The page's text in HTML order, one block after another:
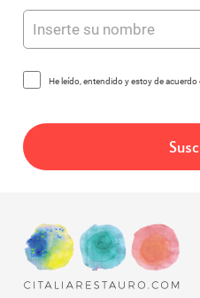
He leído, entendido y estoy de acuerdo